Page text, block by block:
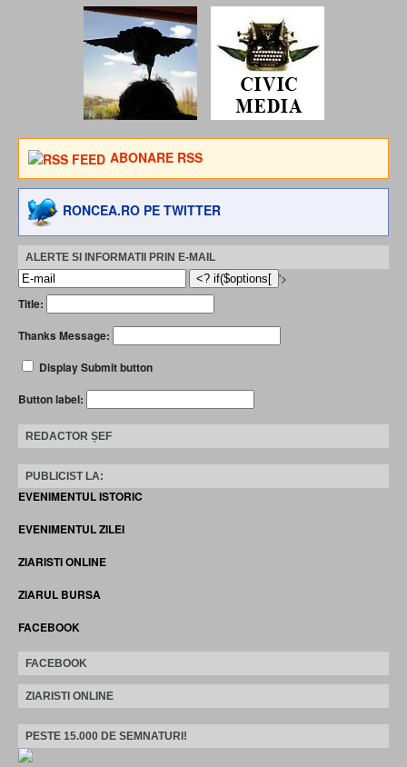
ABONARE RSS
RONCEA.RO PE TWITTER
ALERTE SI INFORMATII PRIN E-MAIL
'>
Title:
Thanks Message:
Display Submit button
Button label:
REDACTOR ȘEF
PUBLICIST LA:
EVENIMENTUL ISTORIC
EVENIMENTUL ZILEI
ZIARISTI ONLINE
ZIARUL BURSA
FACEBOOK
FACEBOOK
ZIARISTI ONLINE
PESTE 15.000 DE SEMNATURI!